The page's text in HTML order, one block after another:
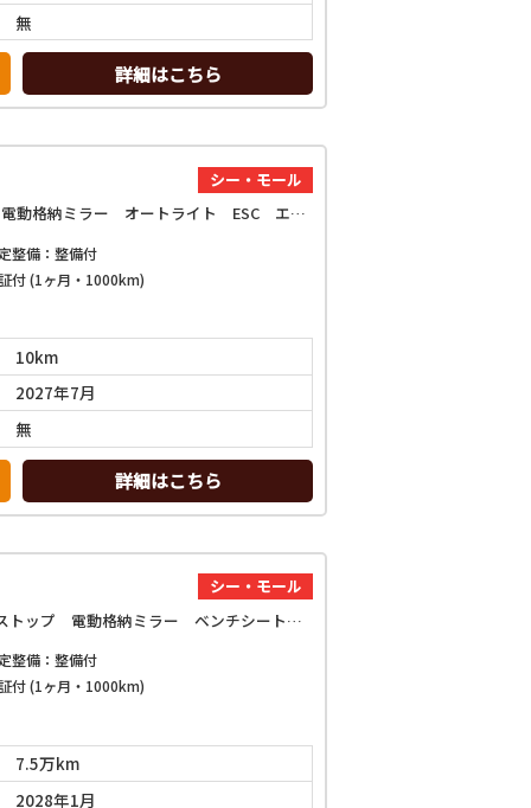
無
詳細はこちら
シー・モール
ジャンボエクストラ 4WD CVT 衝突被害軽減システム クリアランスソナー スマートキー アイドリングストップ 電動格納ミラー オートライト ESC エアコン パワーステアリング
整備：整備付
付 (1ヶ月・1000km)
10km
2027年7月
無
詳細はこちら
シー・モール
L SAII 4WD ドライブレコーダー バックカメラ ナビ 衝突被害軽減システム キーレスエントリー アイドリングストップ 電動格納ミラー ベンチシート CVT 盗難防止システム ABS ESC
整備：整備付
付 (1ヶ月・1000km)
7.5万km
2028年1月